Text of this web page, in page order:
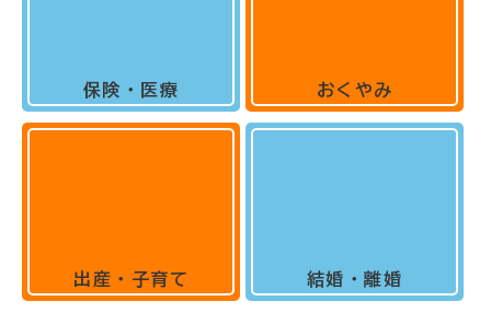
保険・医療
出産・子育て
おくやみ
結婚・離婚